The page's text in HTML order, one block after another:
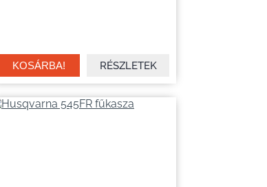
RÉSZLETEK